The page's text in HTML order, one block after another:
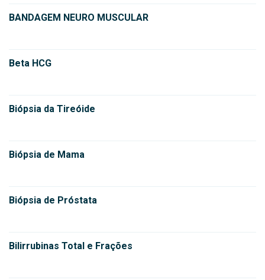
BANDAGEM NEURO MUSCULAR
Beta HCG
Biópsia da Tireóide
Biópsia de Mama
Biópsia de Próstata
Bilirrubinas Total e Frações